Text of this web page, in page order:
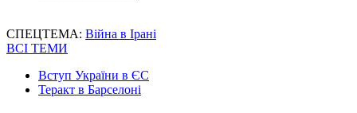
СПЕЦТЕМА: Війна в Ірані
ВСІ ТЕМИ
Вступ України в ЄС
Теракт в Барселоні